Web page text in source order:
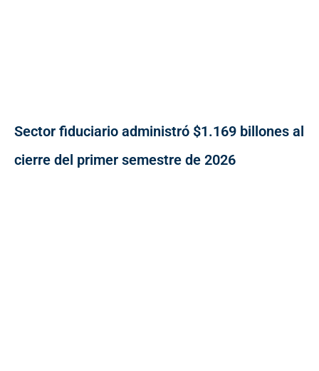
Sector fiduciario administró $1.169 billones al
cierre del primer semestre de 2026